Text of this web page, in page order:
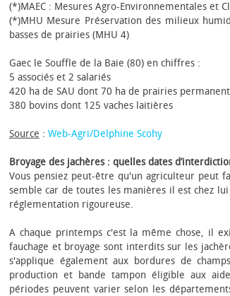
(*)MAEC : Mesures Agro-Environnementales et
(*)MHU Mesure Préservation des milieux
basses de prairies (MHU 4)
Gaec le Souffle de la Baie (80) en chiffres :
5 associés et 2 salariés
420 ha de SAU dont 70 ha de prairies
380 bovins dont 125 vaches laitières
Source : Web-Agri/Delphine Scohy
Broyage des jachères : quelles dates
Vous pensiez peut-être qu'un agriculteur peut
semble car de toutes les manières il est chez
réglementation rigoureuse.
A chaque printemps c'est la même chose, il
fauchage et broyage sont interdits sur les
s'applique également aux bordures de
production et bande tampon éligible aux
périodes peuvent varier selon les